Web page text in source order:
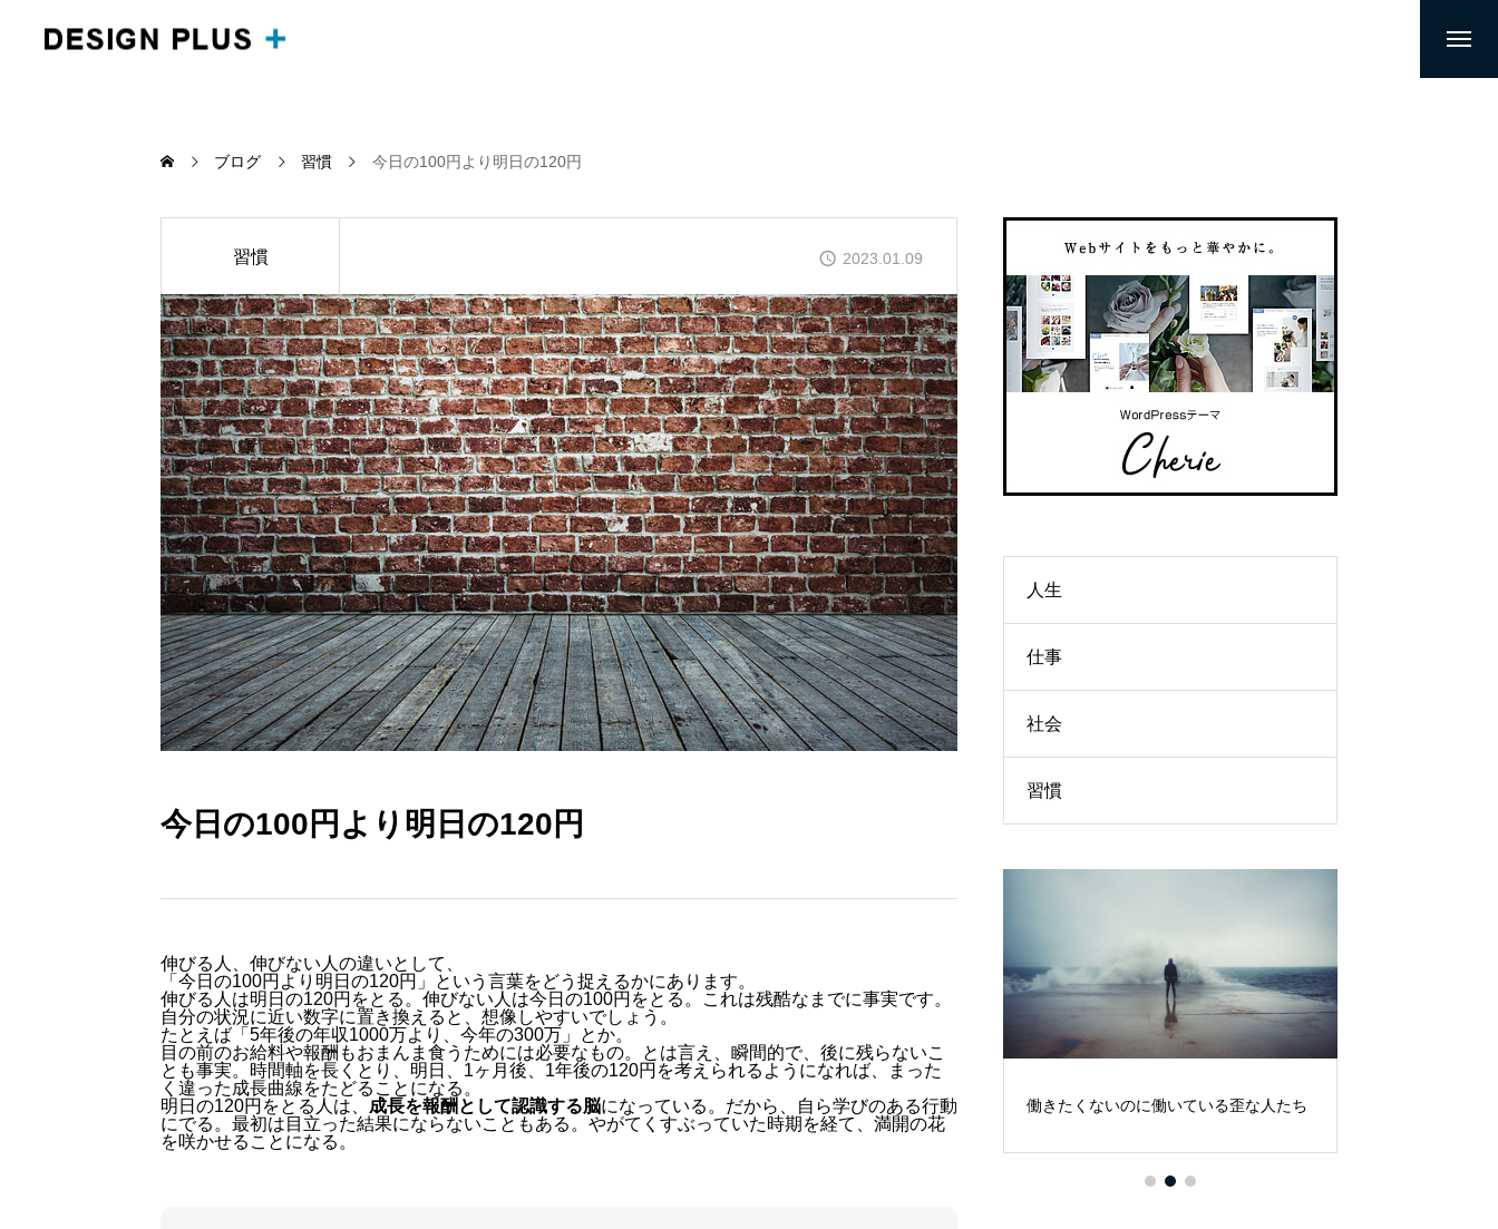
ブログ 習慣 今日の100円より明日の120円
習慣 2023.01.09
今日の100円より明日の120円
伸びる人、伸びない人の違いとして、
「今日の100円より明日の120円」という言葉をどう捉えるかにあります。
伸びる人は明日の120円をとる。伸びない人は今日の100円をとる。これは残酷なまでに事実です。
自分の状況に近い数字に置き換えると、想像しやすいでしょう。
たとえば「5年後の年収1000万より、今年の300万」とか。
目の前のお給料や報酬もおまんま食うためには必要なもの。とは言え、瞬間的で、後に残らないこ
とも事実。時間軸を長くとり、明日、1ヶ月後、1年後の120円を考えられるようになれば、まった
く違った成長曲線をたどることになる。
明日の120円をとる人は、 成長を報酬として認識する脳になっている。だから、自ら学びのある行動
にでる。最初は目立った結果にならないこともある。やがてくすぶっていた時期を経て、満開の花
を咲かせることになる。
人生
仕事
社会
習慣
プログラミングがわかった瞬間 働きたくないのに働いている歪な人たち